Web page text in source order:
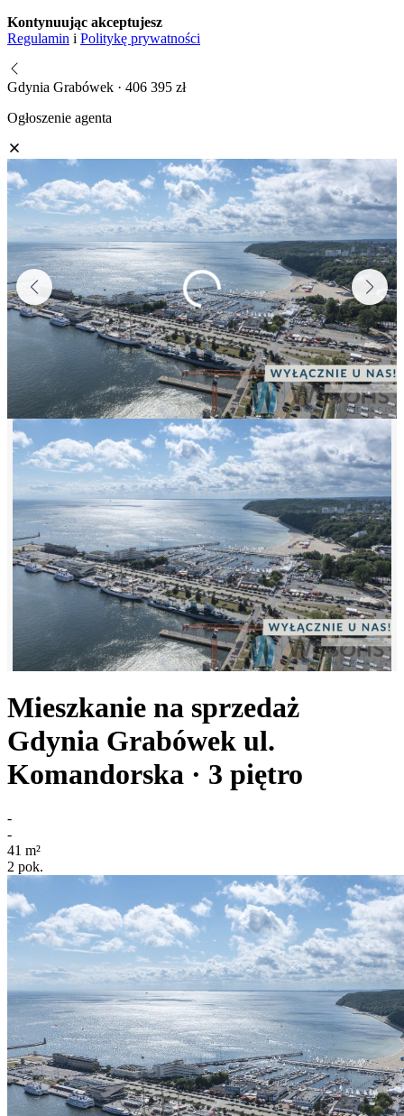
Kontynuując akceptujesz
Regulamin i Politykę prywatności
Gdynia Grabówek · 406 395 zł
Ogłoszenie agenta
Mieszkanie na sprzedaż
Gdynia Grabówek ul.
Komandorska · 3 piętro
-
-
41 m²
2 pok.